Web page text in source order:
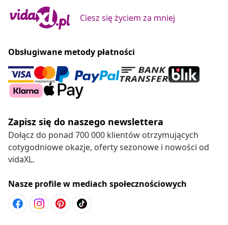
Ciesz się życiem za mniej
Obsługiwane metody płatności
Zapisz się do naszego newslettera
Dołącz do ponad 700 000 klientów otrzymujących
cotygodniowe okazje, oferty sezonowe i nowości od
vidaXL.
Nasze profile w mediach społecznościowych